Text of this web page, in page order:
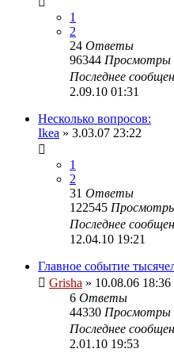
1
2
24 Ответы
96344 Просмотры
Последнее
2.09.10 01:31
Несколько вопросов:
Ikea » 3.03.07 23:22
1
2
31 Ответы
122545
Последнее
12.04.10 19:21
Главное событие
Grisha » 10.08.06 18:36
6 Ответы
44330 Просмотры
Последнее
2.01.10 19:53